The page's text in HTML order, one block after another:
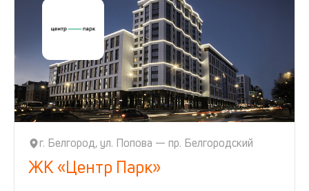
г. Белгород, ул. Попова — пр. Белгородский
ЖК «Центр Парк»